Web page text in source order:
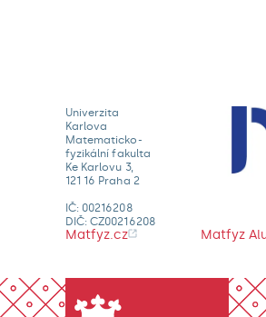
Univerzita
Karlova
Matematicko-
fyzikální fakulta
Ke Karlovu 3,
121 16 Praha 2
IČ: 00216208
DIČ: CZ00216208
Matfyz.cz Matfyz